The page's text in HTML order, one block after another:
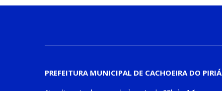
PREFEITURA MUNICIPAL DE CACHOEIRA DO PIRIÁ